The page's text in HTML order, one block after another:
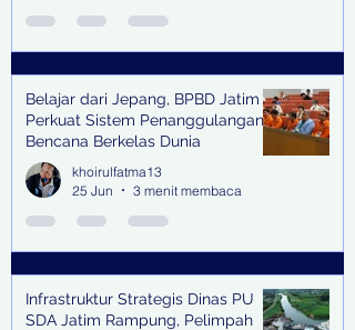
Belajar dari Jepang, BPBD Jatim
Perkuat Sistem Penanggulangan
Bencana Berkelas Dunia
khoirulfatma13
25 Jun
3 menit membaca
Infrastruktur Strategis Dinas PU
SDA Jatim Rampung, Pelimpah